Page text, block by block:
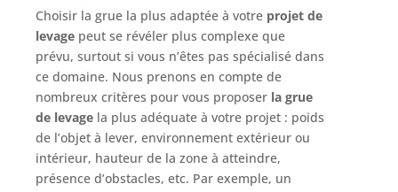
Choisir la grue la plus adaptée à votre projet de
levage peut se révéler plus complexe que
prévu, surtout si vous n’êtes pas spécialisé dans
ce domaine. Nous prenons en compte de
nombreux critères pour vous proposer la grue
de levage la plus adéquate à votre projet : poids
de l’objet à lever, environnement extérieur ou
intérieur, hauteur de la zone à atteindre,
présence d’obstacles, etc. Par exemple, un